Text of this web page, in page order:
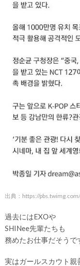
出典： https://pbs.twimg.com/
過去にはEXOや
SHINee先輩たちも
務めたお仕事だそう
実はガールスカウト親